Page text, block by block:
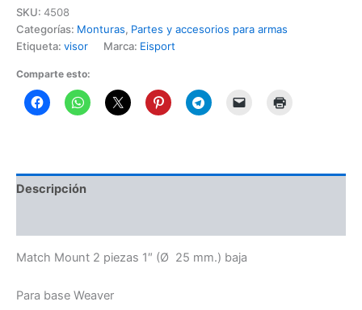
SKU: 4508
Categorías: Monturas, Partes y accesorios para armas
Etiqueta: visor Marca: Eisport
Comparte esto:
Descripción
Match Mount 2 piezas 1″ (Ø 25 mm.) baja
Para base Weaver